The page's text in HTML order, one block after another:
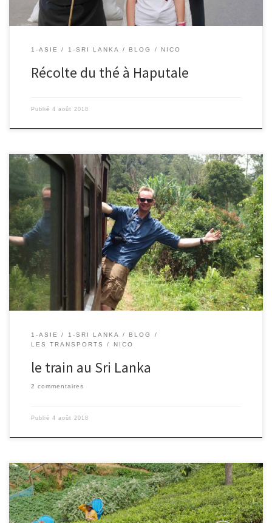
1-ASIE 1-SRI LANKA BLOG NICO
Récolte du thé à Haputale
Publié 4 août 2018
4/08/2018 – Nico Prendre le train au Sri Lanka est une expérience
à part entière. Certes, c’est plutôt pratique (merci les anglais) et
clairement pas cher (1,20€ à nous 4 pour un trajet de 200km), mais
c’est surtout l’occasion de rencontrer les Sri Lankais et d’admirer
des paysages à couper […]
1-ASIE 1-SRI LANKA
BLOG
LES TRANSPORTS
NICO
le train au Sri Lanka
2 commentaires
Publié 4 août 2018
1/08/2018 – Ingrid De nombreuses légendes entourent le mystère